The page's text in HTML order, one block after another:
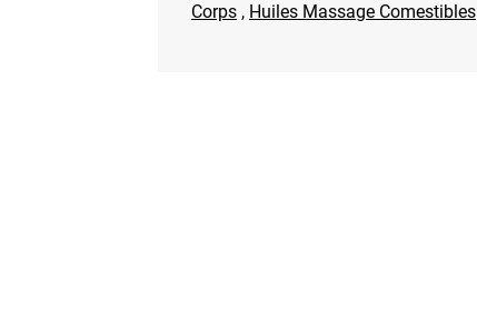
Corps, Huiles Massage Comestibles